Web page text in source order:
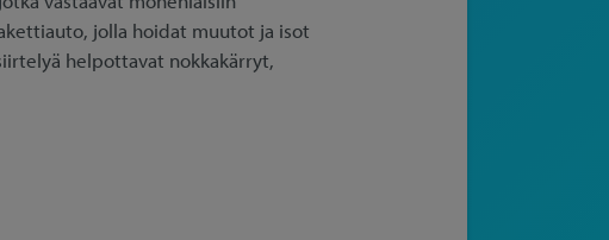
jolla hoidat muutot ja isot
helpottavat nokkakärryt,